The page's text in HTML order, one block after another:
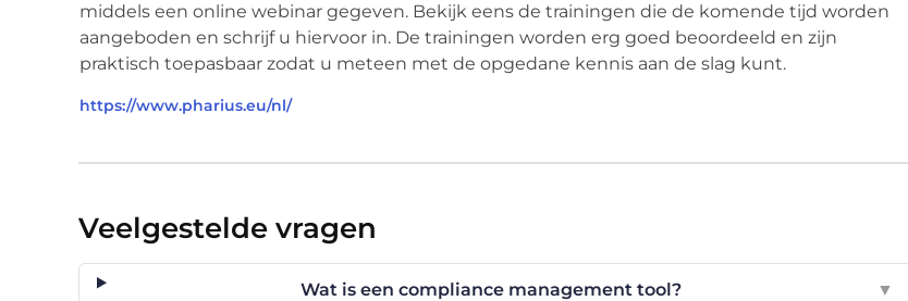
middels een online webinar gegeven. Bekijk eens de trainingen die de komende tijd worden
aangeboden en schrijf u hiervoor in. De trainingen worden erg goed beoordeeld en zijn
praktisch toepasbaar zodat u meteen met de opgedane kennis aan de slag kunt.
https://www.pharius.eu/nl/
Veelgestelde vragen
Wat is een compliance management tool? ▼